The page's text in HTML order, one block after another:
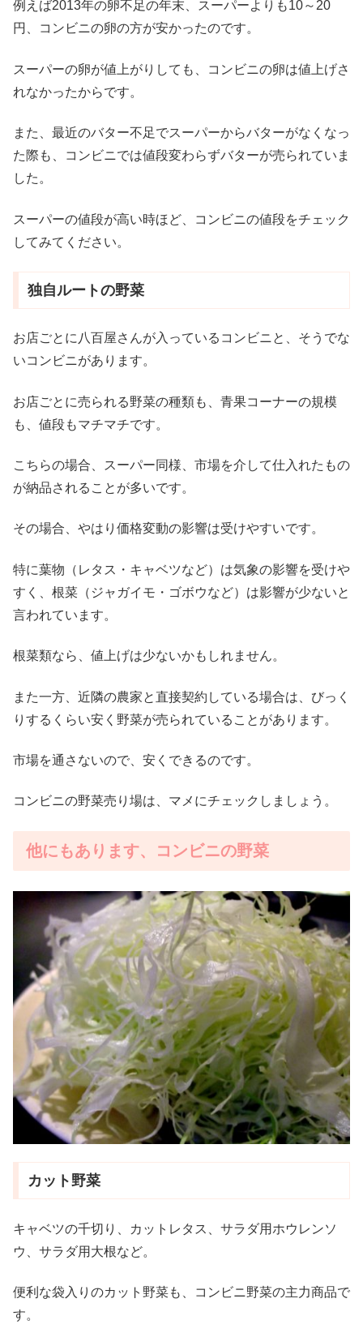
例えば2013年の卵不足の年末、スーパーよりも10～20
円、コンビニの卵の方が安かったのです。
スーパーの卵が値上がりしても、コンビニの卵は値上げさ
れなかったからです。
また、最近のバター不足でスーパーからバターがなくなっ
た際も、コンビニでは値段変わらずバターが売られていま
した。
スーパーの値段が高い時ほど、コンビニの値段をチェック
してみてください。
独自ルートの野菜
お店ごとに八百屋さんが入っているコンビニと、そうでな
いコンビニがあります。
お店ごとに売られる野菜の種類も、青果コーナーの規模
も、値段もマチマチです。
こちらの場合、スーパー同様、市場を介して仕入れたもの
が納品されることが多いです。
その場合、やはり価格変動の影響は受けやすいです。
特に葉物（レタス・キャベツなど）は気象の影響を受けや
すく、根菜（ジャガイモ・ゴボウなど）は影響が少ないと
言われています。
根菜類なら、値上げは少ないかもしれません。
また一方、近隣の農家と直接契約している場合は、びっく
りするくらい安く野菜が売られていることがあります。
市場を通さないので、安くできるのです。
コンビニの野菜売り場は、マメにチェックしましょう。
他にもあります、コンビニの野菜
カット野菜
キャベツの千切り、カットレタス、サラダ用ホウレンソ
ウ、サラダ用大根など。
便利な袋入りのカット野菜も、コンビニ野菜の主力商品で
す。